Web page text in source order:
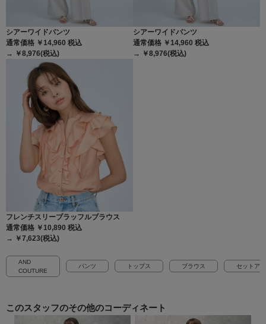
シアーワイドパンツ
通常価格 ￥14,960 税込
→ ￥8,976(税込)
シアーワイドパンツ
通常価格 ￥14,960 税込
→ ￥8,976(税込)
フレンチスリーブラッフルブラウス
通常価格 ￥10,890 税込
→ ￥7,623(税込)
AND
COUTURE
パンツ トップス ブラウス セットア
このスタッフのその他のコーディネート